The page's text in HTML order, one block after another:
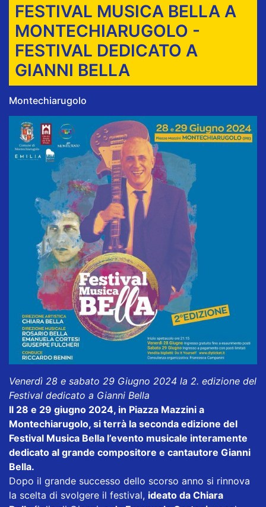
FESTIVAL MUSICA BELLA A
MONTECHIARUGOLO -
FESTIVAL DEDICATO A
GIANNI BELLA
Montechiarugolo
Venerdì 28 e sabato 29 Giugno 2024 la 2. edizione del
Festival dedicato a Gianni Bella
Il 28 e 29 giugno 2024, in Piazza Mazzini a
Montechiarugolo, si terrà la seconda edizione del
Festival Musica Bella l’evento musicale interamente
dedicato al grande compositore e cantautore Gianni
Bella.
Dopo il grande successo dello scorso anno si rinnova
la scelta di svolgere il festival, ideato da Chiara